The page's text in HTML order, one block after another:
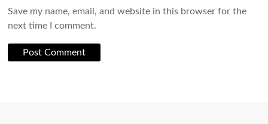
Save my name, email, and website in this browser for the
next time I comment.